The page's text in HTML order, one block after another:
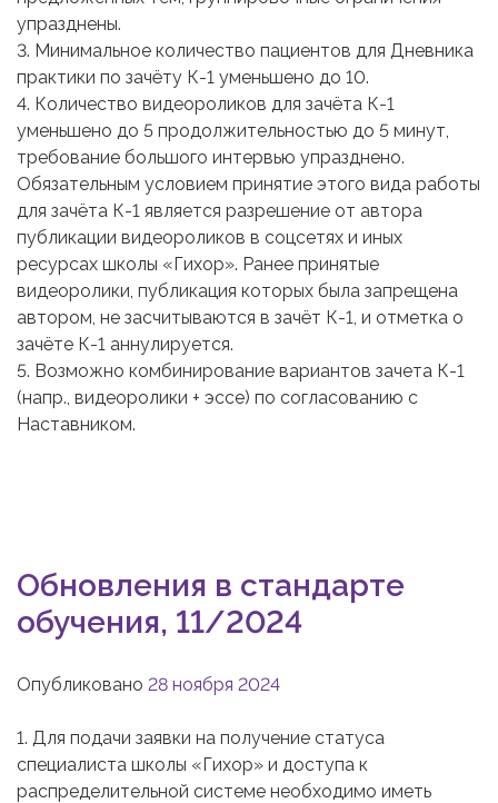
упразднены.
3. Минимальное количество пациентов для Дневника
практики по зачёту К-1 уменьшено до 10.
4. Количество видеороликов для зачёта К-1
уменьшено до 5 продолжительностью до 5 минут,
требование большого интервью упразднено.
Обязательным условием принятие этого вида работы
для зачёта К-1 является разрешение от автора
публикации видеороликов в соцсетях и иных
ресурсах школы «Гихор». Ранее принятые
видеоролики, публикация которых была запрещена
автором, не засчитываются в зачёт К-1, и отметка о
зачёте К-1 аннулируется.
5. Возможно комбинирование вариантов зачета К-1
(напр., видеоролики + эссе) по согласованию с
Наставником.
Обновления в стандарте
обучения, 11/2024
Опубликовано 28 ноября 2024
1. Для подачи заявки на получение статуса
специалиста школы «Гихор» и доступа к
распределительной системе необходимо иметь